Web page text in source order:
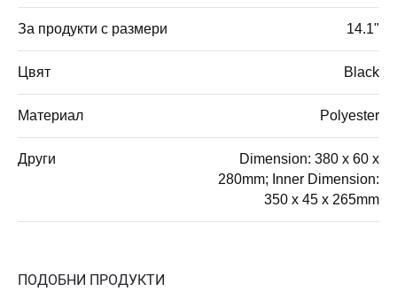
За продукти с размери 14.1"
Цвят Black
Материал Polyester
Други
Dimension: 380 x 60 x
280mm; Inner Dimension:
350 x 45 x 265mm
ПОДОБНИ ПРОДУКТИ